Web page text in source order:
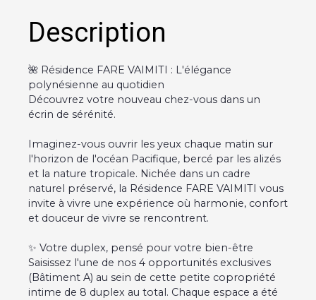
Description
🌺 Résidence FARE VAIMITI : L'élégance
polynésienne au quotidien
Découvrez votre nouveau chez-vous dans un
écrin de sérénité.
Imaginez-vous ouvrir les yeux chaque matin sur
l'horizon de l'océan Pacifique, bercé par les alizés
et la nature tropicale. Nichée dans un cadre
naturel préservé, la Résidence FARE VAIMITI vous
invite à vivre une expérience où harmonie, confort
et douceur de vivre se rencontrent.
✨ Votre duplex, pensé pour votre bien-être
Saisissez l'une de nos 4 opportunités exclusives
(Bâtiment A) au sein de cette petite copropriété
intime de 8 duplex au total. Chaque espace a été